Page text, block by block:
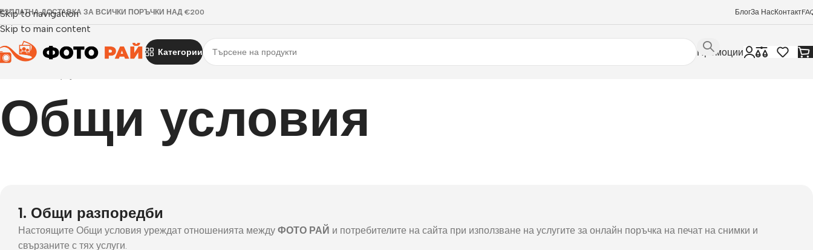
Skip to navigation
Skip to main content
ДОСТАВКА ЗА ВСИЧКИ ПОРЪЧКИ НАД €200 БлогЗа НасКонтакт
Категории
Промоции
Общи условия
1. Общи разпоредби
Настоящите Общи условия уреждат отношенията между ФОТО РАЙ и потребителите на сайта при използване на услугите за онлайн поръчка на печат на снимки и
свързаните с тях услуги.